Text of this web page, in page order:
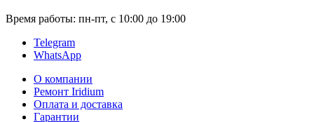
Время работы: пн-пт, с 10:00 до 19:00
Telegram
WhatsApp
О компании
Ремонт Iridium
Оплата и доставка
Гарантии